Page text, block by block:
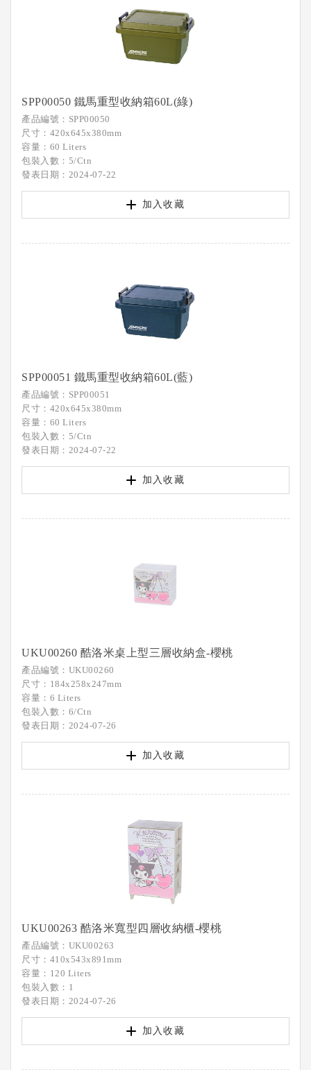
SPP00050 鐵馬重型收納箱60L(綠)
產品編號：SPP00050
尺寸：420x645x380mm
容量：60 Liters
包裝入數：5/Ctn
發表日期：2024-07-22
加入收藏
SPP00051 鐵馬重型收納箱60L(藍)
產品編號：SPP00051
尺寸：420x645x380mm
容量：60 Liters
包裝入數：5/Ctn
發表日期：2024-07-22
加入收藏
UKU00260 酷洛米桌上型三層收納盒-櫻桃
產品編號：UKU00260
尺寸：184x258x247mm
容量：6 Liters
包裝入數：6/Ctn
發表日期：2024-07-26
加入收藏
UKU00263 酷洛米寬型四層收納櫃-櫻桃
產品編號：UKU00263
尺寸：410x543x891mm
容量：120 Liters
包裝入數：1
發表日期：2024-07-26
加入收藏